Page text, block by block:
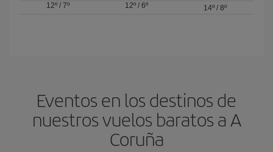
12º /7º
12º / 6º
14º/ 8º
Eventos en los destinos de
nuestros vuelos baratos a A
Coruña